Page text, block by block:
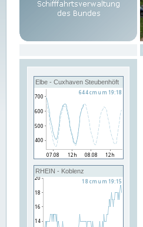
Elbe - Cuxhaven Steubenhöft
RHEIN - Koblenz